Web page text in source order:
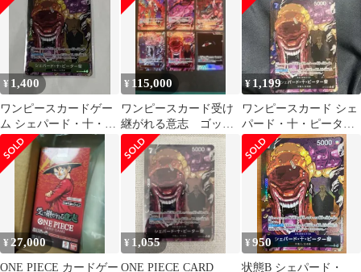
¥ 1,400
ワンピースカードゲー
ム シェパード・十・ピ
ーター聖 R パラレル 芥
見下々
¥ 115,000
ワンピースカード受け
継がれる意志 ゴッド
パック 五老星 イム
シングルカード
¥ 1,199
ワンピースカード シェ
パード・十・ピーター
聖 R パラレル OP13-
084
¥ 27,000
ONE PIECE カードゲー
¥ 1,055
ONE PIECE CARD
¥950
状態B シェパード・